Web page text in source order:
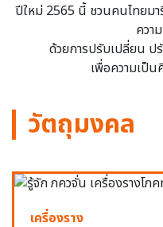
ปีใหม่ 2565 นี้ ชวนคนไทยม
ควา
ด้วยการปรับเปลี่ยน ป
เพื่อความเป็
วัตถุมงคล
เครื่องราง